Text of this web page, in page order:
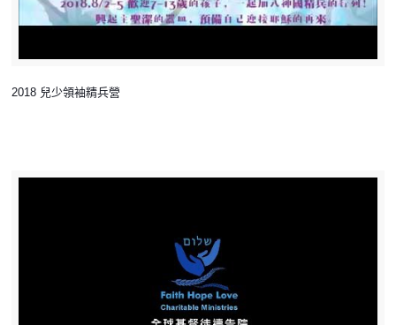
2018 兒少領袖精兵營